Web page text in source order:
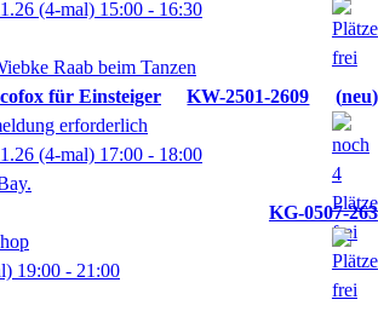
(4-mal) 15:00 - 16:30
für Einsteiger KW-2501-2609
neu
erforderlich
(4-mal) 17:00 - 18:00
KG-0507-263
19:00 - 21:00